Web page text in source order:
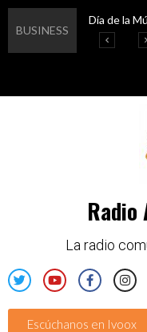
BUSINESS
Día de la
Educar en
Igualando
Radio
La radio
Escúchanos en Ivoox